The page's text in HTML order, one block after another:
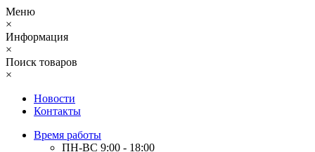
Меню
×
Информация
×
Поиск товаров
×
Новости
Контакты
Время работы
ПН-ВС 9:00 - 18:00